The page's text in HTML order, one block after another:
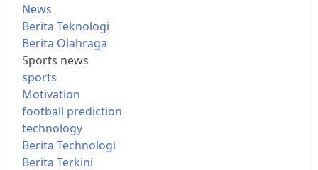
News
Berita Teknologi
Berita Olahraga
Sports news
sports
Motivation
football prediction
technology
Berita Technologi
Berita Terkini